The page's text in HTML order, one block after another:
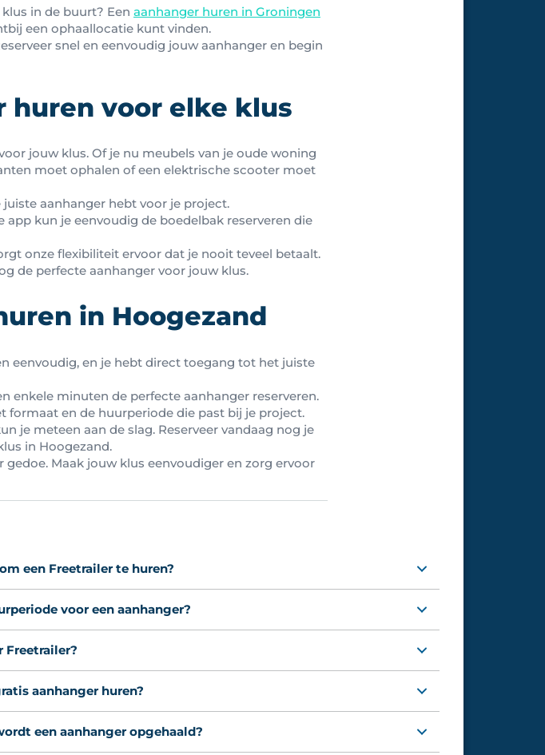
in de buurt? Een aanhanger huren in Groningen
een ophaallocatie kunt vinden.
snel en eenvoudig jouw aanhanger en begin
huren voor elke klus
jouw klus. Of je nu meubels van je oude woning
moet ophalen of een elektrische scooter moet
aanhanger hebt voor je project.
kun je eenvoudig de boedelbak reserveren die
onze flexibiliteit ervoor dat je nooit teveel betaalt.
de perfecte aanhanger voor jouw klus.
in Hoogezand
eenvoudig, en je hebt direct toegang tot het juiste
enkele minuten de perfecte aanhanger reserveren.
formaat en de huurperiode die past bij je project.
je meteen aan de slag. Reserveer vandaag nog je
in Hoogezand.
Maak jouw klus eenvoudiger en zorg ervoor
een Freetrailer te huren?
voor een aanhanger?
Freetrailer?
aanhanger huren?
een aanhanger opgehaald?